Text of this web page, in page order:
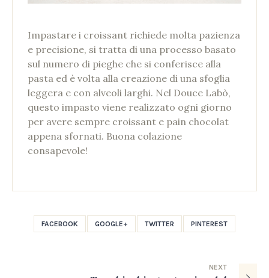
Impastare i croissant richiede molta pazienza
e precisione, si tratta di una processo basato
sul numero di pieghe che si conferisce alla
pasta ed è volta alla creazione di una sfoglia
leggera e con alveoli larghi. Nel Douce Labò,
questo impasto viene realizzato ogni giorno
per avere sempre croissant e pain chocolat
appena sfornati. Buona colazione
consapevole!
FACEBOOK GOOGLE+ TWITTER PINTEREST
NEXT